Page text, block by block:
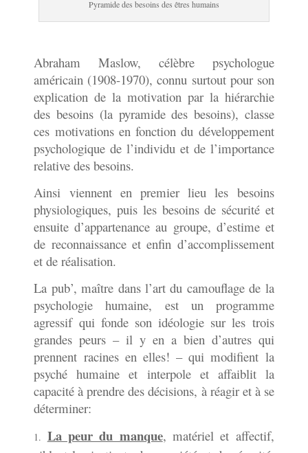
Pyramide des besoins des êtres humains
Abraham Maslow, célèbre psychologue
américain (1908-1970), connu surtout pour son
explication de la motivation par la hiérarchie
des besoins (la pyramide des besoins), classe
ces motivations en fonction du développement
psychologique de l’individu et de l’importance
relative des besoins.
Ainsi viennent en premier lieu les besoins
physiologiques, puis les besoins de sécurité et
ensuite d’appartenance au groupe, d’estime et
de reconnaissance et enfin d’accomplissement
et de réalisation.
La pub’, maître dans l’art du camouflage de la
psychologie humaine, est un programme
agressif qui fonde son idéologie sur les trois
grandes peurs – il y en a bien d’autres qui
prennent racines en elles! – qui modifient la
psyché humaine et interpole et affaiblit la
capacité à prendre des décisions, à réagir et à se
déterminer:
La peur du manque, matériel et affectif,